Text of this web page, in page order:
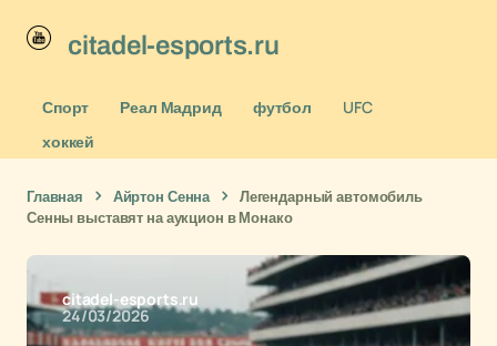
citadel-esports.ru
Спорт Реал Мадрид футбол
UFC
хоккей
Главная Айртон Сенна
Легендарный автомобиль
Сенны выставят на аукцион в Монако
citadel-esports.ru
24/03/2026